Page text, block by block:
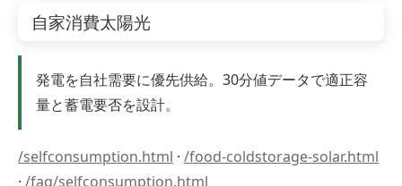
自家消費太陽光
発電を自社需要に優先供給。30分値データで適正容
量と蓄電要否を設計。
/selfconsumption.html · /food-coldstorage-solar.html
· /faq/selfconsumption.html